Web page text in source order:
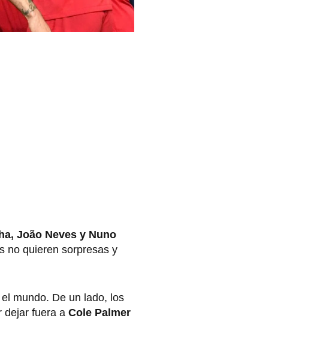
João Neves y Nuno
no quieren sorpresas y
mundo. De un lado, los
dejar fuera a Cole Palmer